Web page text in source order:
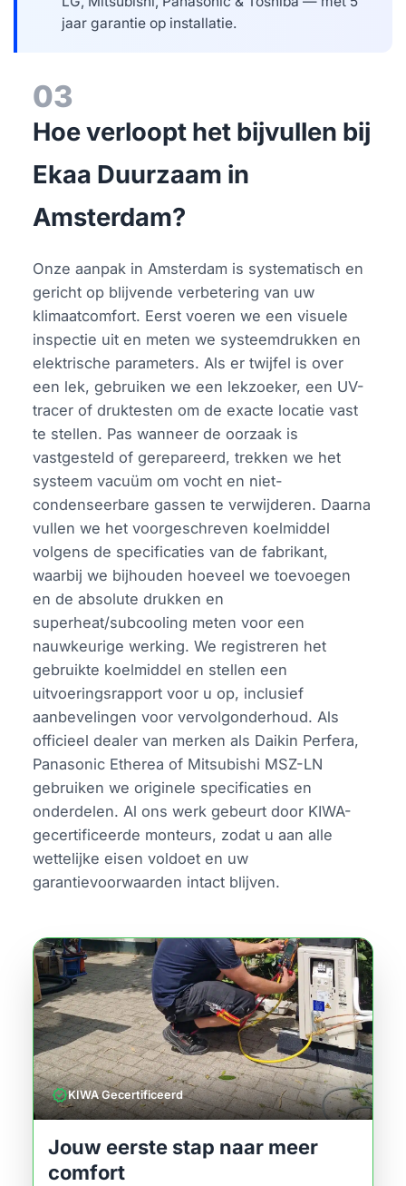
jaar garantie op installatie.
03
Hoe verloopt het bijvullen bij
Ekaa Duurzaam in
Amsterdam?
Onze aanpak in Amsterdam is systematisch en
gericht op blijvende verbetering van uw
klimaatcomfort. Eerst voeren we een visuele
inspectie uit en meten we systeemdrukken en
elektrische parameters. Als er twijfel is over
een lek, gebruiken we een lekzoeker, een UV-
tracer of druktesten om de exacte locatie vast
te stellen. Pas wanneer de oorzaak is
vastgesteld of gerepareerd, trekken we het
systeem vacuüm om vocht en niet-
condenseerbare gassen te verwijderen. Daarna
vullen we het voorgeschreven koelmiddel
volgens de specificaties van de fabrikant,
waarbij we bijhouden hoeveel we toevoegen
en de absolute drukken en
superheat/subcooling meten voor een
nauwkeurige werking. We registreren het
gebruikte koelmiddel en stellen een
uitvoeringsrapport voor u op, inclusief
aanbevelingen voor vervolgonderhoud. Als
officieel dealer van merken als Daikin Perfera,
Panasonic Etherea of Mitsubishi MSZ-LN
gebruiken we originele specificaties en
onderdelen. Al ons werk gebeurt door KIWA-
gecertificeerde monteurs, zodat u aan alle
wettelijke eisen voldoet en uw
garantievoorwaarden intact blijven.
verifiedKIWA Gecertificeerd
Jouw eerste stap naar meer
comfort